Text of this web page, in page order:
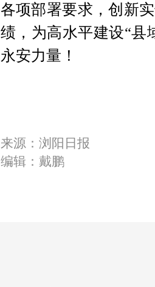
各项部署要求，创新
绩，为高水平建设“县
永安力量！
来源：浏阳日报
编辑：戴鹏